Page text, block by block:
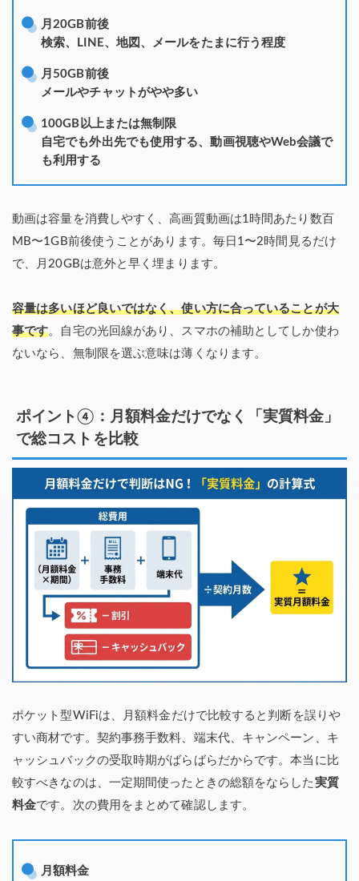
月20GB前後
検索、LINE、地図、メールをたまに行う程度
月50GB前後
メールやチャットがやや多い
100GB以上または無制限
自宅でも外出先でも使用する、動画視聴やWeb会議で
も利用する
動画は容量を消費しやすく、高画質動画は1時間あたり数百
MB〜1GB前後使うことがあります。毎日1〜2時間見るだけ
で、月20GBは意外と早く埋まります。
容量は多いほど良いではなく、使い方に合っていることが大
事です。自宅の光回線があり、スマホの補助としてしか使わ
ないなら、無制限を選ぶ意味は薄くなります。
ポイント④：月額料金だけでなく「実質料金」
で総コストを比較
ポケット型WiFiは、月額料金だけで比較すると判断を誤りや
すい商材です。契約事務手数料、端末代、キャンペーン、キ
ャッシュバックの受取時期がばらばらだからです。本当に比
較すべきなのは、一定期間使ったときの総額をならした 実質
料金です。次の費用をまとめて確認します。
月額料金